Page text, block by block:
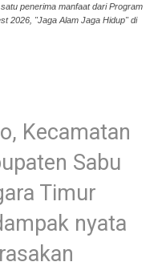
penerima manfaat dari Program
2026, "Jaga Alam Jaga Hidup" di
Kecamatan
Sabu
Timur
nyata